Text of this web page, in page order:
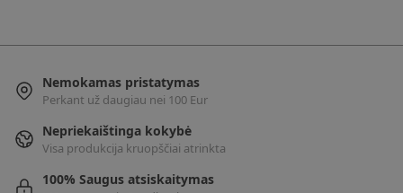
Nemokamas pristatymas
Perkant už daugiau nei 100 Eur
Nepriekaištinga kokybė
Visa produkcija kruopščiai atrinkta
100% Saugus atsiskaitymas